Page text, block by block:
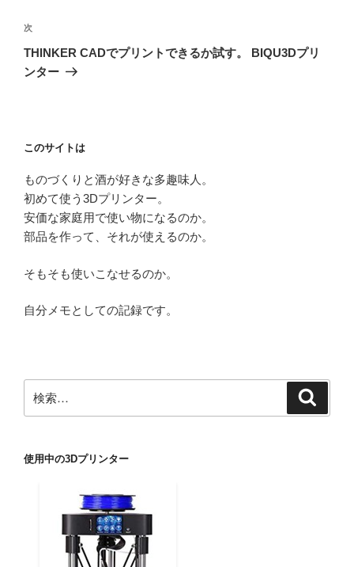
ビ
ゲ
ー
稿
次
の
投
次
THINKER CADでプリントできるか試す。 BIQU3Dプリ
ンター
このサイトは
ものづくりと酒が好きな多趣味人。
初めて使う3Dプリンター。
安価な家庭用で使い物になるのか。
部品を作って、それが使えるのか。
そもそも使いこなせるのか。
自分メモとしての記録です。
索:
使用中の3Dプリンター